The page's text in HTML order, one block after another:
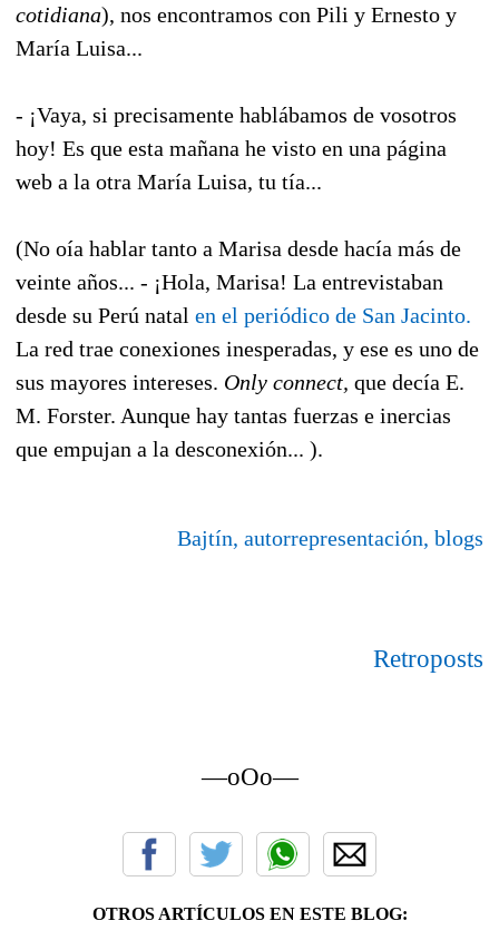
cotidiana), nos encontramos con Pili y Ernesto y
María Luisa...
- ¡Vaya, si precisamente hablábamos de vosotros
hoy! Es que esta mañana he visto en una página
web a la otra María Luisa, tu tía...
(No oía hablar tanto a Marisa desde hacía más de
veinte años... - ¡Hola, Marisa! La entrevistaban
desde su Perú natal en el periódico de San Jacinto.
La red trae conexiones inesperadas, y ese es uno de
sus mayores intereses. Only connect, que decía E.
M. Forster. Aunque hay tantas fuerzas e inercias
que empujan a la desconexión... ).
Bajtín, autorrepresentación, blogs
Retroposts
—oOo—
OTROS ARTÍCULOS EN ESTE BLOG: